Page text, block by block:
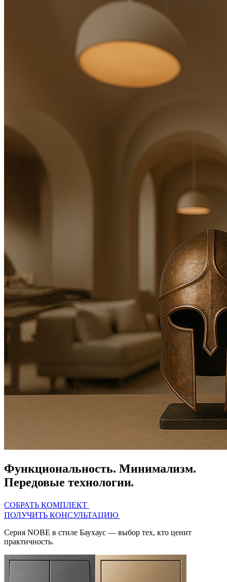
Функциональность. Минимализм.
Передовые технологии.
СОБРАТЬ КОМПЛЕКТ
ПОЛУЧИТЬ КОНСУЛЬТАЦИЮ
Серия NOBE в стиле Баухаус — выбор тех, кто ценит
практичность.